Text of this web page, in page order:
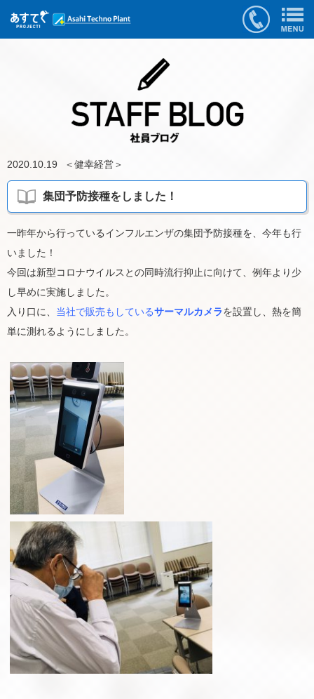
2020.10.19 ＜健幸経営＞
集団予防接種をしました！
一昨年から行っているインフルエンザの集団予防接種を、今年も行
いました！
今回は新型コロナウイルスとの同時流行抑止に向けて、例年より少
し早めに実施しました。
入り口に、 当社で販売もしているサーマルカメラを設置し、熱を簡
単に測れるようにしました。